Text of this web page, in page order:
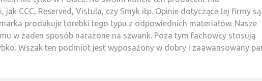
CCC, Reserved, Vistula, czy Smyk itp. Opinie dotyczące tej firmy są
produkuje torebki tego typu z odpowiednich materiałów. Nasze
w żaden sposób narażone na szwank. Poza tym fachowcy stosują
Wszak ten podmiot jest wyposażony w dobry i zaawansowany